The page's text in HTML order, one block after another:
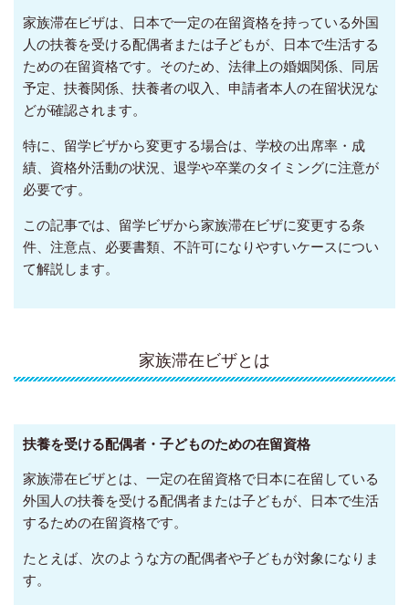
家族滞在ビザは、日本で一定の在留資格を持っている外国
人の扶養を受ける配偶者または子どもが、日本で生活する
ための在留資格です。そのため、法律上の婚姻関係、同居
予定、扶養関係、扶養者の収入、申請者本人の在留状況な
どが確認されます。
特に、留学ビザから変更する場合は、学校の出席率・成
績、資格外活動の状況、退学や卒業のタイミングに注意が
必要です。
この記事では、留学ビザから家族滞在ビザに変更する条
件、注意点、必要書類、不許可になりやすいケースについ
て解説します。
家族滞在ビザとは
扶養を受ける配偶者・子どものための在留資格
家族滞在ビザとは、一定の在留資格で日本に在留している
外国人の扶養を受ける配偶者または子どもが、日本で生活
するための在留資格です。
たとえば、次のような方の配偶者や子どもが対象になりま
す。